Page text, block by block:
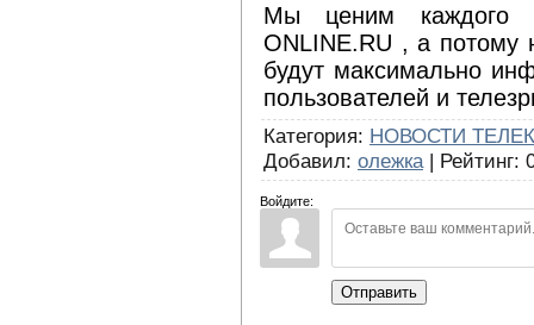
Мы ценим каждого
ONLINE.RU , а потому
будут максимально
пользователей и
Категория: НОВОСТИ
Добавил: олежка | Рейтинг:
Войдите:
Отправить